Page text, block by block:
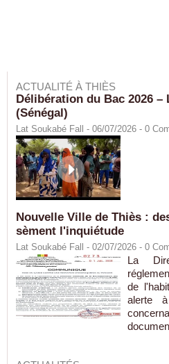
ACTUALITÉ À THIÈS
Délibération du Bac 2026 –
(Sénégal)
Lat Soukabé Fall - 06/07/2026 - 0
Nouvelle Ville de Thiès :
sèment l'inquiétude
Lat Soukabé Fall - 02/07/2026 - 0
La
de
alerte